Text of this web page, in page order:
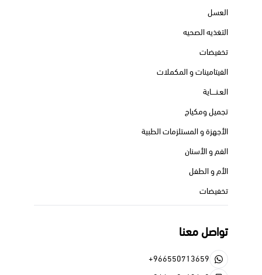
العسل
التغذيه الصحيه
تخفيضات
الفيتامينات و المكملات
العـنــــاية
تجميل ومكياج
الأجهزة و المستلزمات الطبية
الفم و الأسنان
الأم و الطفل
تخفيضات
تواصل معنا
+966550713659